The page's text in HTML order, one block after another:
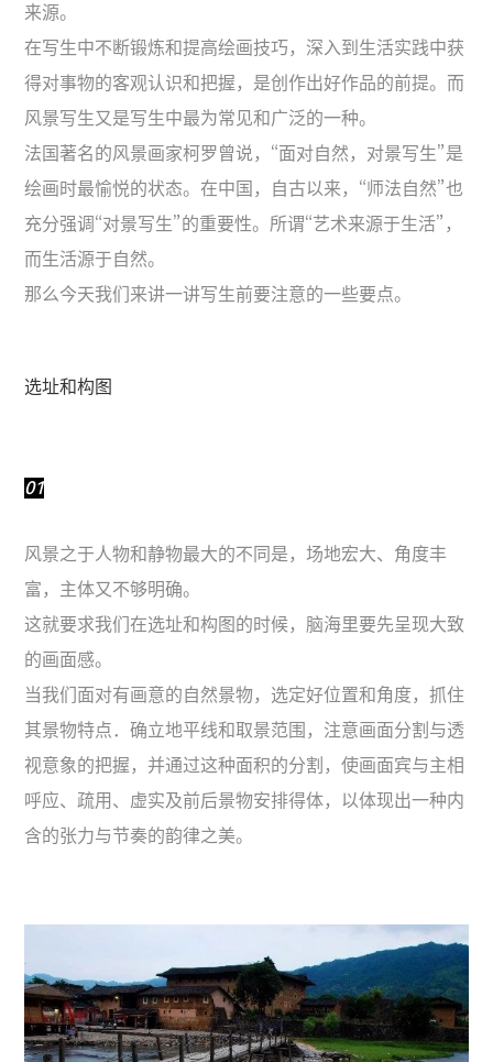
来源。
在写生中不断锻炼和提高绘画技巧，深入到生活实践中获
得对事物的客观认识和把握，是创作出好作品的前提。而
风景写生又是写生中最为常见和广泛的一种。
法国著名的风景画家柯罗曾说，“面对自然，对景写生”是
绘画时最愉悦的状态。在中国，自古以来，“师法自然”也
充分强调“对景写生”的重要性。所谓“艺术来源于生活”，
而生活源于自然。
那么今天我们来讲一讲写生前要注意的一些要点。
选址和构图
01
风景之于人物和静物最大的不同是，场地宏大、角度丰
富，主体又不够明确。
这就要求我们在选址和构图的时候，脑海里要先呈现大致
的画面感。
当我们面对有画意的自然景物，选定好位置和角度，抓住
其景物特点．确立地平线和取景范围，注意画面分割与透
视意象的把握，并通过这种面积的分割，使画面宾与主相
呼应、疏用、虚实及前后景物安排得体，以体现出一种内
含的张力与节奏的韵律之美。